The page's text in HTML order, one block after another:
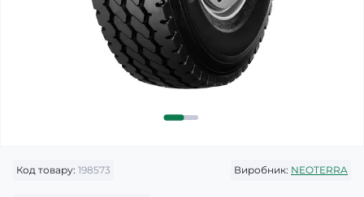
Код товару: 198573 Виробник: NEOTERRA